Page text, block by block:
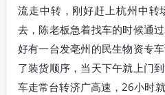
流走中转，刚好赶上杭州中转
去，陈老板急着找车的时候通
好有一台发亳州的民生物资专
了装货顺序，当天下午就上门
车走常台转济广高速，26小时